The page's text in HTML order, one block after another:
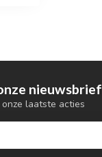
nieuwsbrief
laatste acties